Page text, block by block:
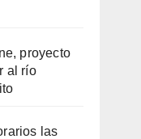
proyecto
al río
las